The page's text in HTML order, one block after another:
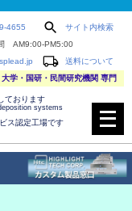
4655
サイト内検索
AM9:00-PM5:00
送料について
学・国研・民間研究機関 専門
ております
systems
ス認定工場です
メ
ニ
ュ
ー
を
開
く